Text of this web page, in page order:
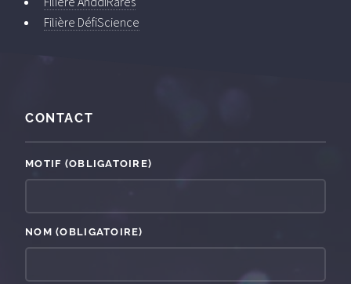
Filière DéfiScience
CONTACT
MOTIF (OBLIGATOIRE)
NOM(OBLIGATOIRE)